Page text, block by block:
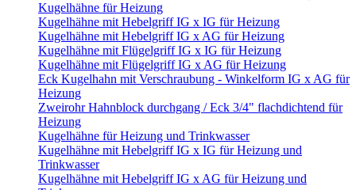
Kugelhähne für Heizung
Kugelhähne mit Hebelgriff IG x IG für Heizung
Kugelhähne mit Hebelgriff IG x AG für Heizung
Kugelhähne mit Flügelgriff IG x IG für Heizung
Kugelhähne mit Flügelgriff IG x AG für Heizung
Eck Kugelhahn mit Verschraubung - Winkelform IG x AG für
Heizung
Zweirohr Hahnblock durchgang / Eck 3/4" flachdichtend für
Heizung
Kugelhähne für Heizung und Trinkwasser
Kugelhähne mit Hebelgriff IG x IG für Heizung und
Trinkwasser
Kugelhähne mit Hebelgriff IG x AG für Heizung und